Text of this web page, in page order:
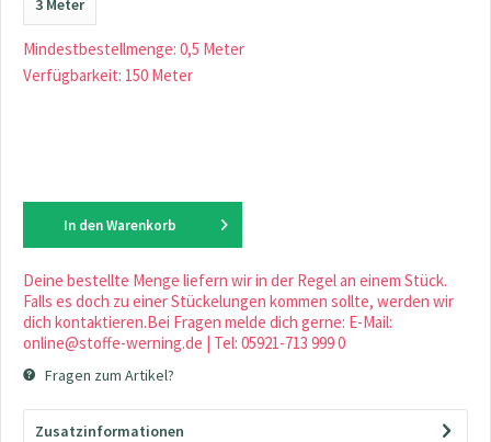
3 Meter
Mindestbestellmenge: 0,5 Meter
Verfügbarkeit: 150 Meter
In den Warenkorb
Deine bestellte Menge liefern wir in der Regel an einem Stück.
Falls es doch zu einer Stückelungen kommen sollte, werden wir
dich kontaktieren.Bei Fragen melde dich gerne: E-Mail:
online@stoffe-werning.de | Tel: 05921-713 999 0
Fragen zum Artikel?
Zusatzinformationen